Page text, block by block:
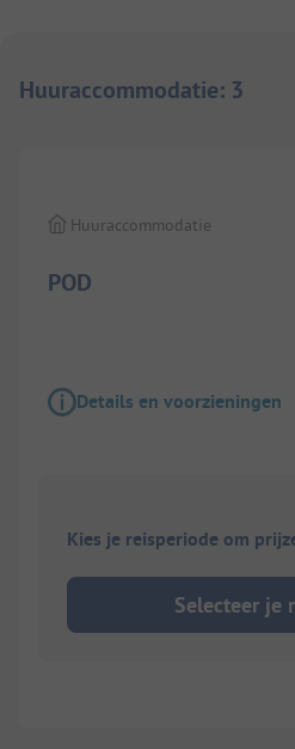
Huuraccommodatie: 3
POD
Huuraccommodatie
Details en voorzieningen
Kies je reisperiode om
Selecteer je